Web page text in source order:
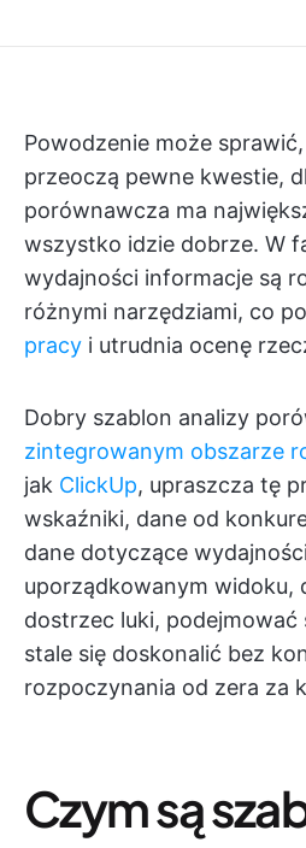
Powodzenie może sprawić,
przeoczą pewne kwestie,
porównawcza ma
wszystko idzie dobrze. W
wydajności informacje są
różnymi narzędziami, co
pracy i utrudnia ocenę
Dobry szablon analizy
zintegrowanym obszarze
jak ClickUp, upraszcza tę
wskaźniki, dane od
dane dotyczące
uporządkowanym widoku,
dostrzec luki, podejmować
stale się doskonalić bez
rozpoczynania od zera za
Czym są